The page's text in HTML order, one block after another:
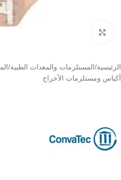
الرئيسية/المستلزمات والمعدات الطبية/
أكياس ومستلزمات الأخراج